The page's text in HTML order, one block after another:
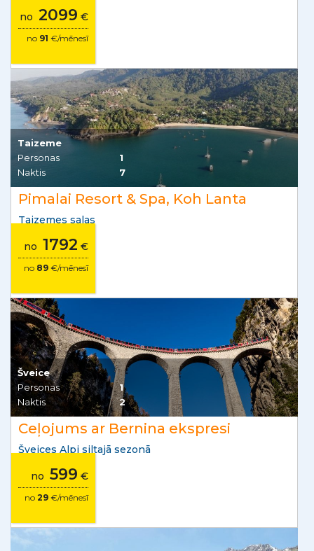
no 2099 €
no 91 €/mēnesī
Taizeme
Personas
1
Naktis
7
Pimalai Resort & Spa, Koh Lanta
Taizemes salas
no 1792 €
no 89 €/mēnesī
Šveice
Personas
1
Naktis
2
Ceļojums ar Bernina ekspresi
Šveices Alpi siltajā sezonā
no 599 €
no 29 €/mēnesī